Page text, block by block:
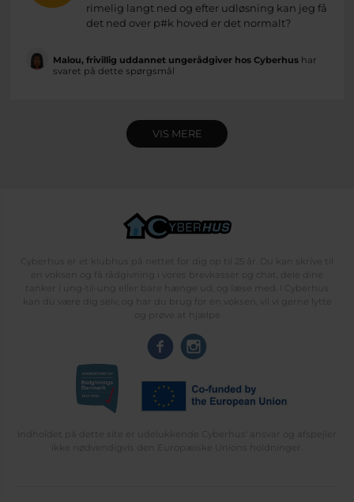
rimelig langt ned og efter udløsning kan jeg få
det ned over p#k hoved er det normalt?
Malou, frivillig uddannet ungerådgiver hos Cyberhushar
svaret på dette spørgsmål
VIS MERE
Cyberhus er et klubhus på nettet for dig op til 25 år. Du kan skrive til
en voksen og få rådgivning i vores brevkasser og chat, dele dine
tanker i ung-til-ung eller bare hænge ud, og læse med. I Cyberhus
kan du være dig selv, og har du brug for en voksen, vil vi gerne lytte
og prøve at hjælpe
Indholdet på dette site er udelukkende Cyberhus' ansvar og afspejler
ikke nødvendigvis den Europæiske Unions holdninger.